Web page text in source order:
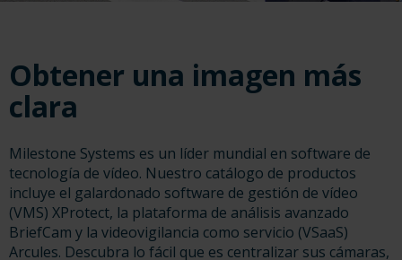
Obtener una imagen más
clara
Milestone Systems es un líder mundial en software de
tecnología de vídeo. Nuestro catálogo de productos
incluye el galardonado software de gestión de vídeo
(VMS) XProtect, la plataforma de análisis avanzado
BriefCam y la videovigilancia como servicio (VSaaS)
Arcules. Descubra lo fácil que es centralizar sus cámaras,